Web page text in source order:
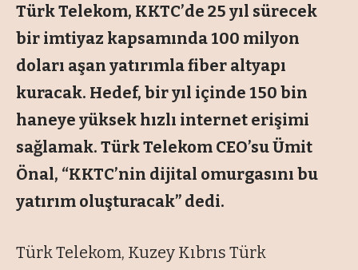
Türk Telekom, KKTC’de 25 yıl sürecek
bir imtiyaz kapsamında 100 milyon
doları aşan yatırımla fiber altyapı
kuracak. Hedef, bir yıl içinde 150 bin
haneye yüksek hızlı internet erişimi
sağlamak. Türk Telekom CEO’su Ümit
Önal, “KKTC’nin dijital omurgasını bu
yatırım oluşturacak” dedi.
Türk Telekom, Kuzey Kıbrıs Türk